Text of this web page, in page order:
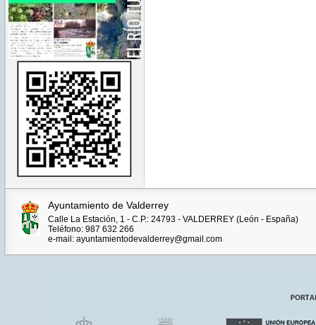
Ayuntamiento de Valderrey
Calle La Estación, 1 - C.P.: 24793 - VALDERREY (León - España)
Teléfono: 987 632 266
e-mail: ayuntamientodevalderrey@gmail.com